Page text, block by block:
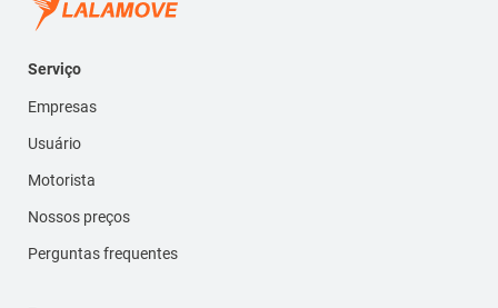
Serviço
Empresas
Usuário
Motorista
Nossos preços
Perguntas frequentes